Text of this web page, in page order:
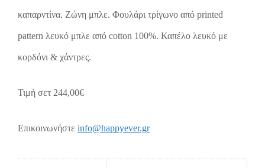
καπαρντίνα. Ζώνη μπλε. Φουλάρι τρίγωνo από printed
pattern λευκό μπλε από cotton 100%. Καπέλo λευκό με
κορδόνι & χάντρες.
Τιμή σετ 244,00€
Επικοινωνήστε info@happyever.gr